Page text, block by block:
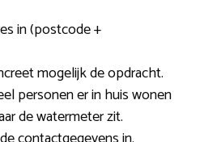
in (postcode +
mogelijk de opdracht.
personen er in huis wonen
de watermeter zit.